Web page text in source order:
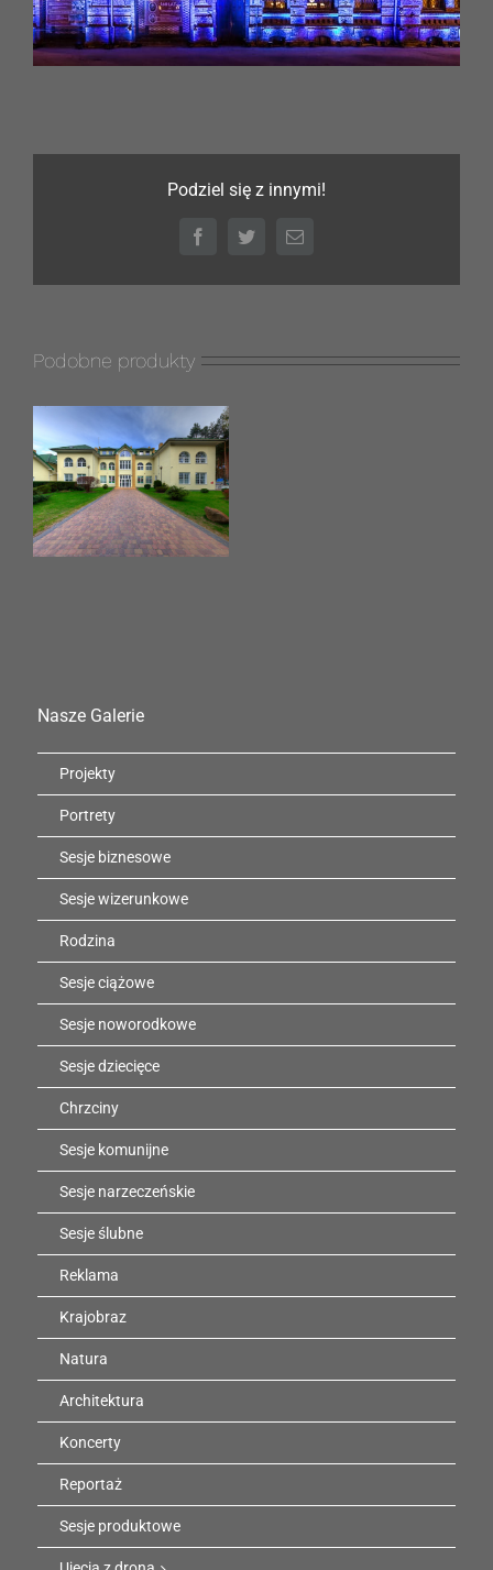
Podziel się z innymi!
FacebookTwitterEmail
Podobne produkty
Nasze Galerie
Projekty
Portrety
Sesje biznesowe
Sesje wizerunkowe
Rodzina
Sesje ciążowe
Sesje noworodkowe
Sesje dziecięce
Chrzciny
Sesje komunijne
Sesje narzeczeńskie
Sesje ślubne
Reklama
Krajobraz
Natura
Architektura
Koncerty
Reportaż
Sesje produktowe